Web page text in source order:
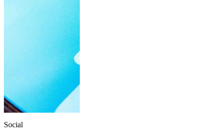
Social